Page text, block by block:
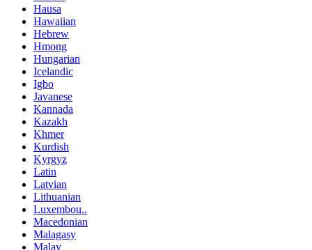
Hausa
Hawaiian
Hebrew
Hmong
Hungarian
Icelandic
Igbo
Javanese
Kannada
Kazakh
Khmer
Kurdish
Kyrgyz
Latin
Latvian
Lithuanian
Luxembou..
Macedonian
Malagasy
Malay